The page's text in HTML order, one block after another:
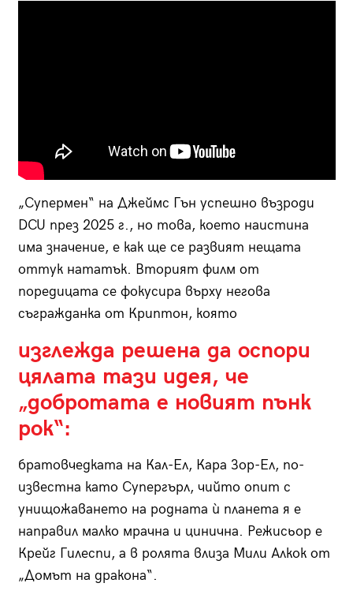
„Супермен“ на Джеймс Гън успешно възроди
DCU през 2025 г., но това, което наистина
има значение, е как ще се развият нещата
оттук нататък. Вторият филм от
поредицата се фокусира върху негова
съгражданка от Криптон, която
изглежда решена да оспори
цялата тази идея, че
„добротата е новият пънк
рок“:
братовчедката на Кал-Ел, Кара Зор-Ел, по-
известна като Супергърл, чийто опит с
унищожаването на родната ѝ планета я е
направил малко мрачна и цинична. Режисьор е
Крейг Гилеспи, а в ролята влиза Мили Алкок от
„Домът на дракона“.